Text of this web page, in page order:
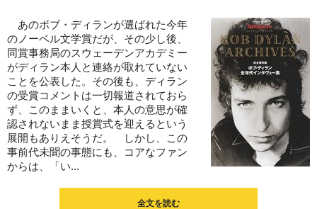
あのボブ・ディランが選ばれた今年
のノーベル文学賞だが、その少し後、
同賞事務局のスウェーデンアカデミー
がディラン本人と連絡が取れていない
ことを公表した。その後も、ディラン
の受賞コメントは一切報道されておら
ず、このままいくと、本人の意思が確
認されないまま授賞式を迎えるという
展開もありえそうだ。 しかし、この
事前代未聞の事態にも、コアなファン
からは、「い...
全文を読む